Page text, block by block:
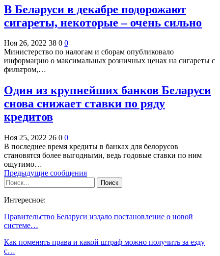
В Беларуси в декабре подорожают
сигареты, некоторые – очень сильно
Ноя 26, 2022 38 0 0
Министерство по налогам и сборам опубликовало
информацию о максимальных розничных ценах на сигареты с
фильтром,…
Один из крупнейших банков Беларуси
снова снижает ставки по ряду
кредитов
Ноя 25, 2022 26 0 0
В последнее время кредиты в банках для белорусов
становятся более выгодными, ведь годовые ставки по ним
ощутимо…
Предыдущие сообщения
Интересное:
Правительство Беларуси издало постановление о новой
системе…
Как поменять права и какой штраф можно получить за езду
с…